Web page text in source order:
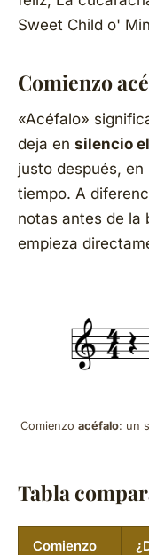
Sweet Child o'
Comienzo
«Acéfalo»
deja en silencio
justo después,
tiempo. A
notas antes de la
empieza
Comienzo acéfalo: un
Tabla
Comienzo